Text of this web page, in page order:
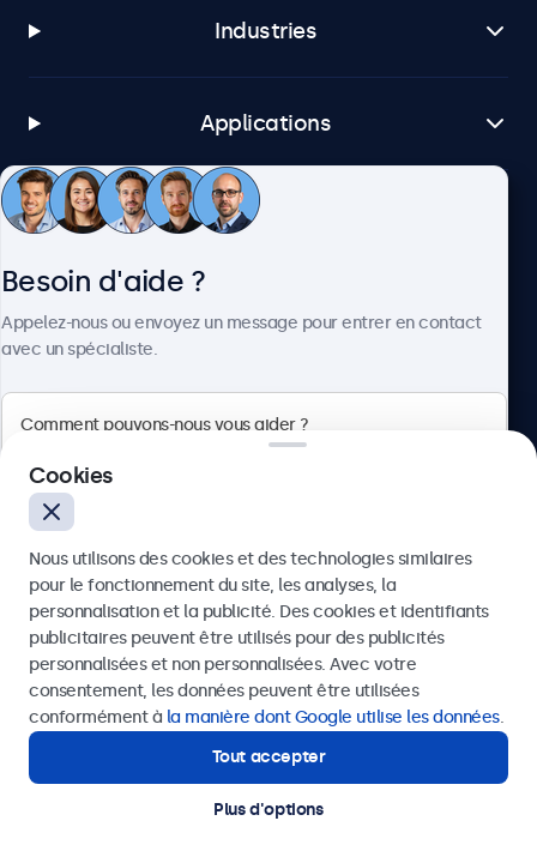
Industries
Applications
Service client
4.8/5 noté par 5000+ entreprises
Français
© 2026 Beetronics
Besoin d'aide ?
Appelez-nous ou envoyez un message pour entrer en contact
avec un spécialiste.
Envoyer
Ou appelez-nous au+41 43 50 80 772
Contactez nos spécialistes.
Cookies
Nous utilisons des cookies et des technologies similaires
pour le fonctionnement du site, les analyses, la
personnalisation et la publicité. Des cookies et identifiants
publicitaires peuvent être utilisés pour des publicités
personnalisées et non personnalisées. Avec votre
consentement, les données peuvent être utilisées
conformément à la manière dont Google utilise les données.
Tout accepter
Plus d'options